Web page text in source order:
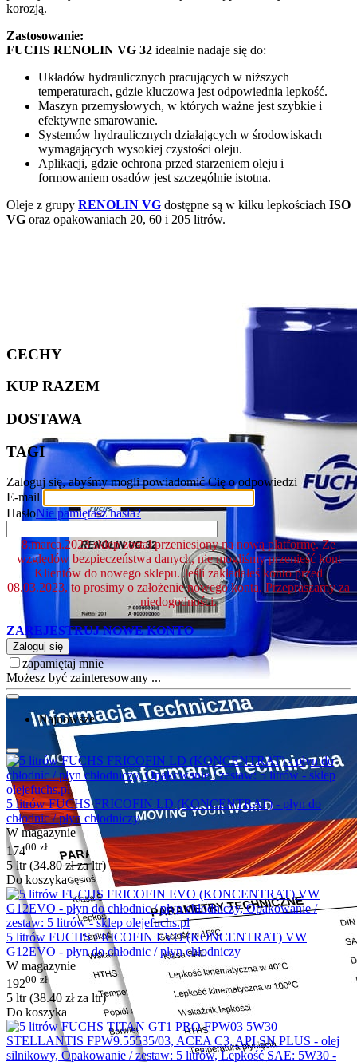
korozją.
Zastosowanie:
FUCHS RENOLIN VG 32 idealnie nadaje się do:
Układów hydraulicznych pracujących w niższych
temperaturach, gdzie kluczowa jest odpowiednia lepkość.
Maszyn przemysłowych, w których ważne jest szybkie i
efektywne smarowanie.
Systemów hydraulicznych działających w środowiskach
wymagających wysokiej czystości oleju.
Aplikacji, gdzie ochrona przed starzeniem oleju i
formowaniem osadów jest szczególnie istotna.
Oleje z grupy RENOLIN VG dostępne są w kilku lepkościach ISO
VG oraz opakowaniach 20, 60 i 205 litrów.
CECHY
KUP RAZEM
DOSTAWA
TAGI
Zaloguj się, abyśmy mogli powiadomić Cię o odpowiedzi
E-mail
HasłoNie pamiętasz hasła?
8.marca.2023 sklep został przeniesiony na nową platformę. Ze
względów bezpieczeństwa danych, nie mogliśmy przenieść kont
Klientów do nowego sklepu. Jeśli zakładałeś konto przed
08.03.2023, to prosimy o założenie nowego konta. Przepraszamy za
niedogodności.
ZAREJESTRUJ NOWE KONTO
Zaloguj się
zapamiętaj mnie
Możesz być zainteresowany ...
Najnowsze
5 litrów FUCHS FRICOFIN LD (KONCENTRAT) - płyn do
chłodnic / płyn chłodniczy
W magazynie
17400 zł
5 ltr (34.80złza ltr)
Do koszyka
5 litrów FUCHS FRICOFIN EVO (KONCENTRAT) VW
G12EVO - płyn do chłodnic / płyn chłodniczy
W magazynie
19200 zł
5 ltr (38.40 złza ltr)
Do koszyka